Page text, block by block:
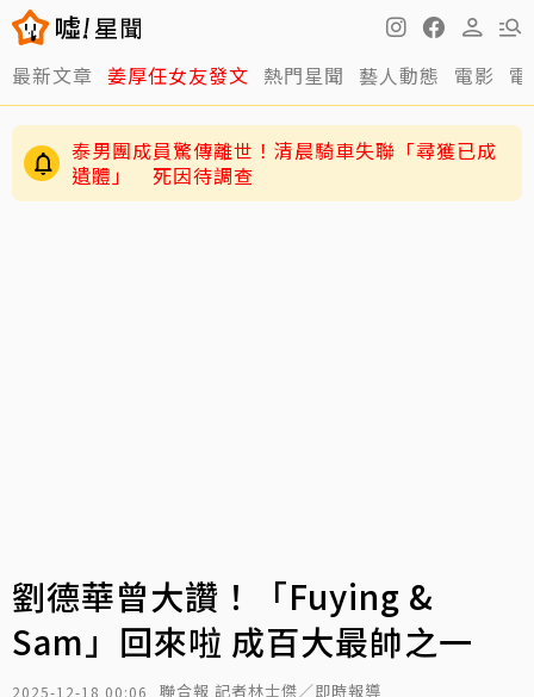
最新文章 姜厚任女友發文 熱門星聞 藝人動態 電影
泰男團成員驚傳離世！清晨騎車失聯「尋獲已成
遺體」 死因待調查
劉德華曾大讚！「Fuying &
Sam」回來啦 成百大最帥之一
2025-12-18 00:06 聯合報 記者林士傑／即時報導